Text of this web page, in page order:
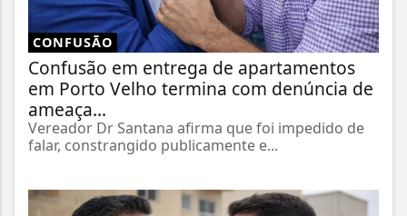
CONFUSÃO
Confusão em entrega de apartamentos
em Porto Velho termina com denúncia de
ameaça...
Vereador Dr Santana afirma que foi impedido de
falar, constrangido publicamente e...